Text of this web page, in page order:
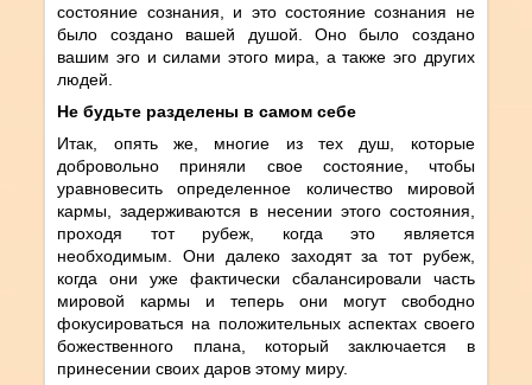
состояние сознания, и это состояние сознания не
было создано вашей душой. Оно было создано
вашим эго и силами этого мира, а также эго других
людей.
Не будьте разделены в самом себе
Итак, опять же, многие из тех душ, которые
добровольно приняли свое состояние, чтобы
уравновесить определенное количество мировой
кармы, задерживаются в несении этого состояния,
проходя тот рубеж, когда это является
необходимым. Они далеко заходят за тот рубеж,
когда они уже фактически сбалансировали часть
мировой кармы и теперь они могут свободно
фокусироваться на положительных аспектах своего
божественного плана, который заключается в
принесении своих даров этому миру.